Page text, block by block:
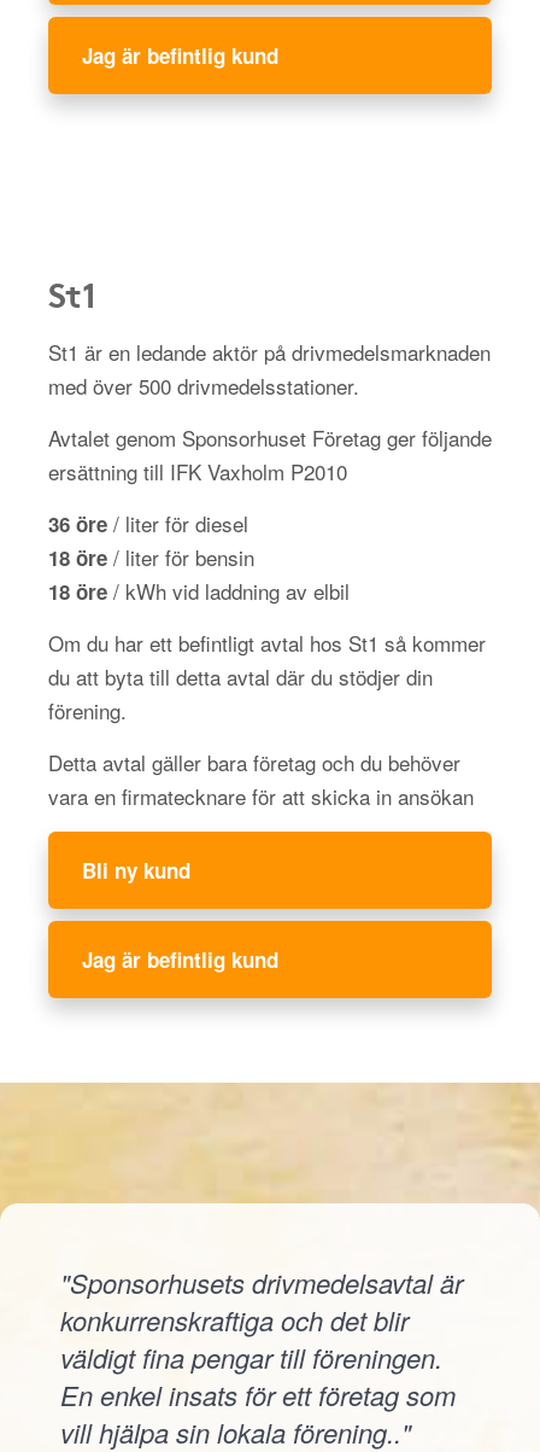
Jag är befintlig kund
St1
St1 är en ledande aktör på drivmedelsmarknaden
med över 500 drivmedelsstationer.
Avtalet genom Sponsorhuset Företag ger följande
ersättning till IFK Vaxholm P2010
36 öre / liter för diesel
18 öre / liter för bensin
18 öre / kWh vid laddning av elbil
Om du har ett befintligt avtal hos St1 så kommer
du att byta till detta avtal där du stödjer din
förening.
Detta avtal gäller bara företag och du behöver
vara en firmatecknare för att skicka in ansökan
Bli ny kund
Jag är befintlig kund
"Sponsorhusets drivmedelsavtal är
konkurrenskraftiga och det blir
väldigt fina pengar till föreningen.
En enkel insats för ett företag som
vill hjälpa sin lokala förening.."